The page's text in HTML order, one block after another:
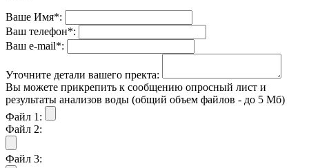
Ваше Имя*:
Ваш телефон*:
Ваш е-mail*:
Уточните детали вашего пректа:
Вы можете прикрепить к сообщению опросный лист и
результаты анализов воды (общий объем файлов - до 5 Мб)
Файл 1:
Файл 2:
Файл 3: